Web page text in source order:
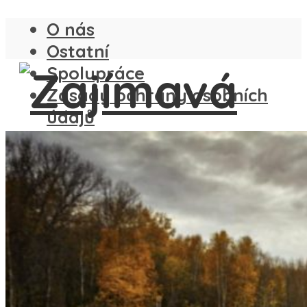
O nás
Ostatní
Spolupráce
Zásady ochrany osobních
údajů
ČESKO
SLOVENSKO
FRANCIE